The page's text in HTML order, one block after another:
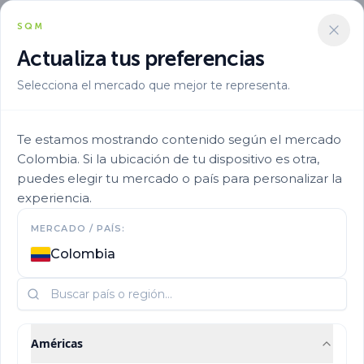
SQM
Actualiza tus preferencias
Selecciona el mercado que mejor te representa.
Te estamos mostrando contenido según el mercado
Colombia. Si la ubicación de tu dispositivo es otra,
puedes elegir tu mercado o país para personalizar la
experiencia.
MERCADO / PAÍS:
Colombia
Américas
Emprendedores y
pescadores fueron
beneficiados por
Programa Activa